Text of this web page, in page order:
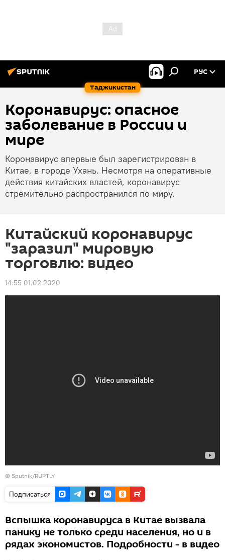
Таджикистан
РУС
Коронавирус: опасное
заболевание в России и
мире
Коронавирус впервые был зарегистрирован в
Китае, в городе Ухань. Несмотря на оперативные
действия китайских властей, коронавирус
стремительно распространился по миру.
Китайский коронавирус
"заразил" мировую
торговлю: видео
14:55 01.02.2020
© Sputnik/RUPTLY
Подписаться
Вспышка коронавируса в Китае вызвала
панику не только среди населения, но и в
рядах экономистов. Подробности - в видео